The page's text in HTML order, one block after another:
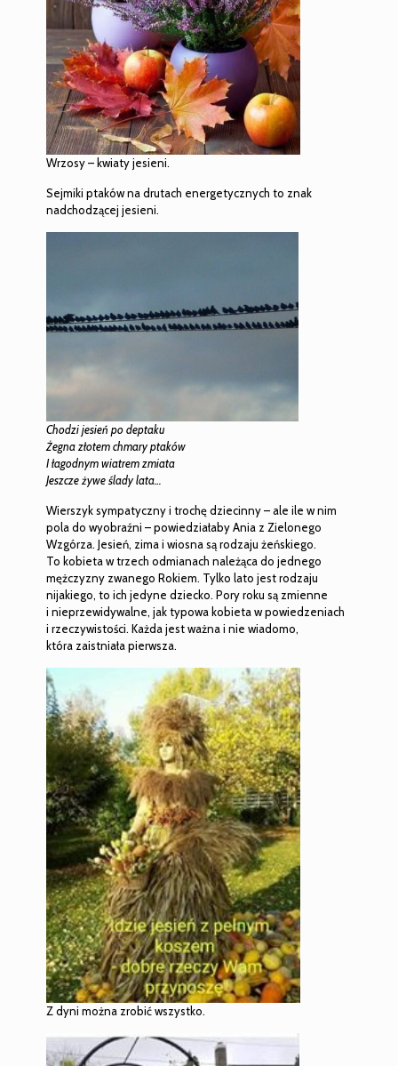
Wrzosy – kwiaty jesieni.
Sejmiki ptaków na drutach energetycznych to znak
nadchodzącej jesieni.
Chodzi jesień po deptaku
Żegna złotem chmary ptaków
I łagodnym wiatrem zmiata
Jeszcze żywe ślady lata…
Wierszyk sympatyczny i trochę dziecinny – ale ile w nim
pola do wyobraźni – powiedziałaby Ania z Zielonego
Wzgórza. Jesień, zima i wiosna są rodzaju żeńskiego.
To kobieta w trzech odmianach należąca do jednego
mężczyzny zwanego Rokiem. Tylko lato jest rodzaju
nijakiego, to ich jedyne dziecko. Pory roku są zmienne
i nieprzewidywalne, jak typowa kobieta w powiedzeniach
i rzeczywistości. Każda jest ważna i nie wiadomo,
która zaistniała pierwsza.
Z dyni można zrobić wszystko.